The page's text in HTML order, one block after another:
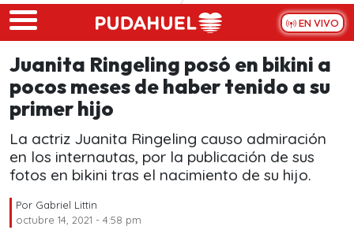
Skip to main content
EN VIVO
Juanita Ringeling posó en bikini a
pocos meses de haber tenido a su
primer hijo
La actriz Juanita Ringeling causo admiración
en los internautas, por la publicación de sus
fotos en bikini tras el nacimiento de su hijo.
Por Gabriel Littin
octubre 14, 2021 - 4:58 pm